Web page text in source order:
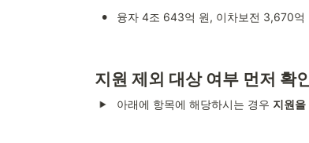
• 융자 4조 643억 원, 이차보전 3,670억
지원 제외 대상 여부 먼저 확
아래에 항목에 해당하시는 경우 지원을